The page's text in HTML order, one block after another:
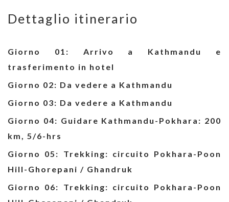
Dettaglio itinerario
Giorno 01: Arrivo a Kathmandu e
trasferimento in hotel
Giorno 02: Da vedere a Kathmandu
Giorno 03: Da vedere a Kathmandu
Giorno 04: Guidare Kathmandu-Pokhara: 200
km, 5/6-hrs
Giorno 05: Trekking: circuito Pokhara-Poon
Hill-Ghorepani / Ghandruk
Giorno 06: Trekking: circuito Pokhara-Poon